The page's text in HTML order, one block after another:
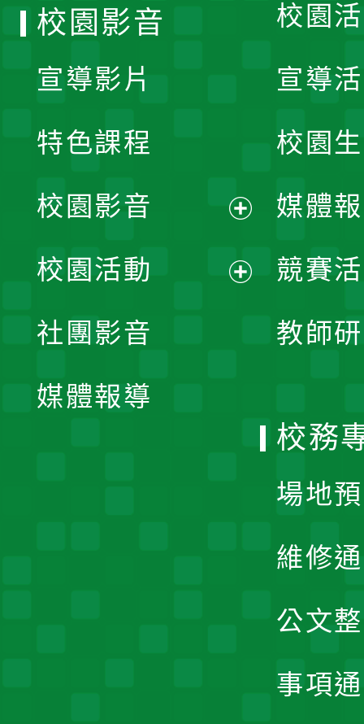
校園
宣導
校園
媒體
競賽
教師
校園影音
宣導影片
特色課程
校園影音
開
校園活動
社團影音
媒體報導
校務
場地
維修
公文
事項